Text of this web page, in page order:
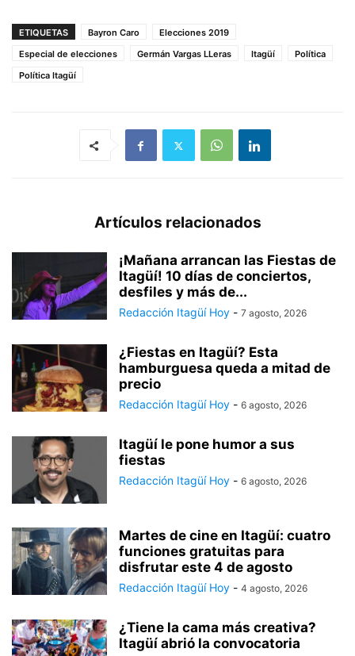
ETIQUETAS Bayron Caro
Elecciones 2019
Especial de elecciones
Germán Vargas LLeras Itagüí
Política
Política Itagüí
Artículos relacionados
¡Mañana arrancan las Fiestas de
Itagüí! 10 días de conciertos,
desfiles y más de...
Redacción Itagüí Hoy - 7 agosto, 2026
¿Fiestas en Itagüí? Esta
hamburguesa queda a mitad de
precio
Redacción Itagüí Hoy - 6 agosto, 2026
Itagüí le pone humor a sus
fiestas
Redacción Itagüí Hoy - 6 agosto, 2026
Martes de cine en Itagüí: cuatro
funciones gratuitas para
disfrutar este 4 de agosto
Redacción Itagüí Hoy - 4 agosto, 2026
¿Tiene la cama más creativa?
Itagüí abrió la convocatoria